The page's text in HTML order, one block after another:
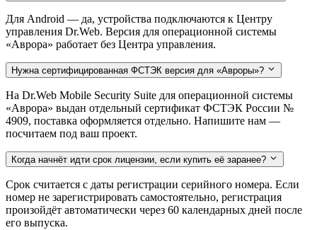
Для Android — да, устройства подключаются к Центру
управления Dr.Web. Версия для операционной системы
«Аврора» работает без Центра управления.
Нужна сертифицированная ФСТЭК версия для «Авроры»?
На Dr.Web Mobile Security Suite для операционной системы
«Аврора» выдан отдельный сертификат ФСТЭК России №
4909, поставка оформляется отдельно. Напишите нам —
посчитаем под ваш проект.
Когда начнёт идти срок лицензии, если купить её заранее?
Срок считается с даты регистрации серийного номера. Если
номер не зарегистрировать самостоятельно, регистрация
произойдёт автоматически через 60 календарных дней после
его выпуска.